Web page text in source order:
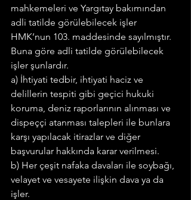
mahkemeleri ve Yargıtay bakımından
adli tatilde görülebilecek işler
HMK’nun 103. maddesinde sayılmıştır.
Buna göre adli tatilde görülebile­cek
işler şunlardır.
a) İhtiyati tedbir, ihtiyati haciz ve
delillerin tespiti gibi geçici hukuki
koruma, deniz raporlarının alınması ve
dispeççi atanması talepleri ile bunlara
karşı yapılacak itirazlar ve diğer
başvurular hakkında karar ve­rilmesi.
b) Her çeşit nafaka davaları ile soybağı,
velayet ve vesayete ilişkin dava ya da
işler.